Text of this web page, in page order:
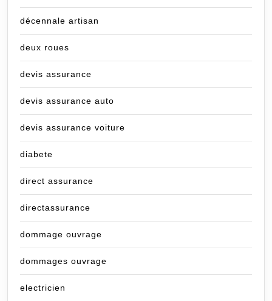
décennale artisan
deux roues
devis assurance
devis assurance auto
devis assurance voiture
diabete
direct assurance
directassurance
dommage ouvrage
dommages ouvrage
electricien